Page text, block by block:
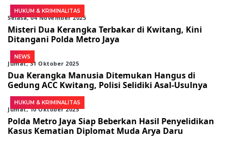
HUKUM & KRIMINALITAS
Selasa, 04 November 2025
Misteri Dua Kerangka Terbakar di Kwitang, Kini
Ditangani Polda Metro Jaya
NEWS
Jumat, 31 Oktober 2025
Dua Kerangka Manusia Ditemukan Hangus di
Gedung ACC Kwitang, Polisi Selidiki Asal-Usulnya
HUKUM & KRIMINALITAS
Jumat, 10 Oktober 2025
Polda Metro Jaya Siap Beberkan Hasil Penyelidikan
Kasus Kematian Diplomat Muda Arya Daru